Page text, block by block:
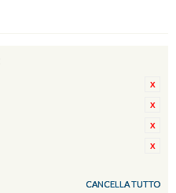
CANCELLA TUTTO